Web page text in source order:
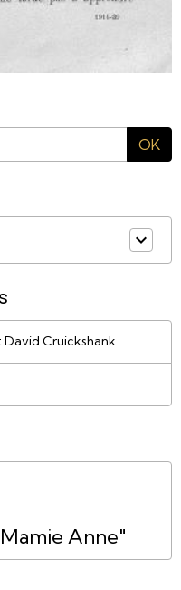
OK
Cruickshank
Anne"